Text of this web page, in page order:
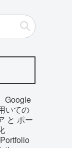
Google
いての
と ポー